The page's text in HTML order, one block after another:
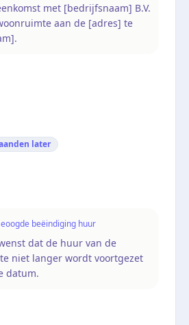
met [bedrijfsnaam] B.V.
aan de [adres] te
later
beëindiging huur
dat de huur van de
niet langer wordt voortgezet
datum.